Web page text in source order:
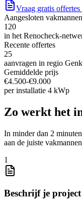
Vraag gratis offertes
Aangesloten vakmannen
120
in het Renocheck-
Recente offertes
25
aanvragen in regio Genk
Gemiddelde prijs
€4.500-€9.000
perinstallatie 4 kWp
Zo werkt het
In minder dan 2
aan de juiste
1
Beschrijf je project